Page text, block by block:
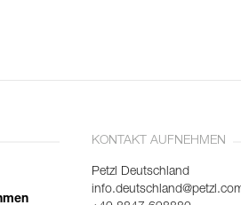
KONTAKT AUFNEHMEN
Petzl Deutschland